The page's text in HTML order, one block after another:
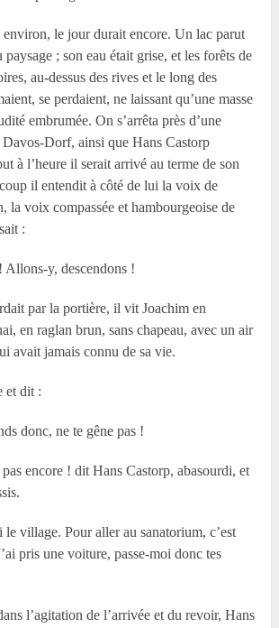
le jour durait encore. Un lac parut
; son eau était grise, et les forêts de
au-dessus des rives et le long des
se perdaient, ne laissant qu’une masse
embrumée. On s’arrêta près d’une
Davos-Dorf, ainsi que Hans Castorp
à l’heure il serait arrivé au terme de son
il entendit à côté de lui la voix de
la voix compassée et hambourgeoise de
:
y, descendons !
par la portière, il vit Joachim en
en raglan brun, sans chapeau, avec un air
avait jamais connu de sa vie.
et dit :
donc, ne te gêne pas !
encore ! dit Hans Castorp, abasourdi, et
village. Pour aller au sanatorium, c’est
pris une voiture, passe-moi donc tes
l’agitation de l’arrivée et du revoir, Hans